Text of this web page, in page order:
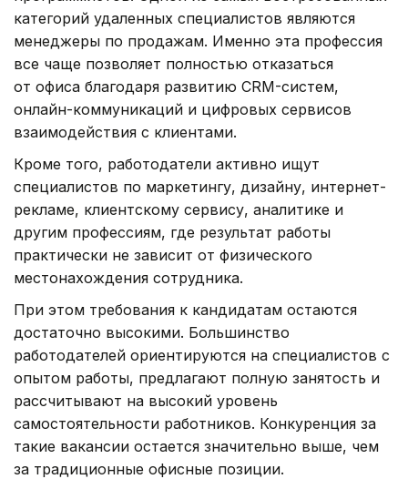
категорий удаленных специалистов являются
менеджеры по продажам. Именно эта профессия
все чаще позволяет полностью отказаться
от офиса благодаря развитию CRM-систем,
онлайн-коммуникаций и цифровых сервисов
взаимодействия с клиентами.
Кроме того, работодатели активно ищут
специалистов по маркетингу, дизайну, интернет-
рекламе, клиентскому сервису, аналитике и
другим профессиям, где результат работы
практически не зависит от физического
местонахождения сотрудника.
При этом требования к кандидатам остаются
достаточно высокими. Большинство
работодателей ориентируются на специалистов с
опытом работы, предлагают полную занятость и
рассчитывают на высокий уровень
самостоятельности работников. Конкуренция за
такие вакансии остается значительно выше, чем
за традиционные офисные позиции.